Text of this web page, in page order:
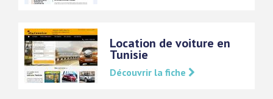
Location de voiture en
Tunisie
Découvrir la fiche